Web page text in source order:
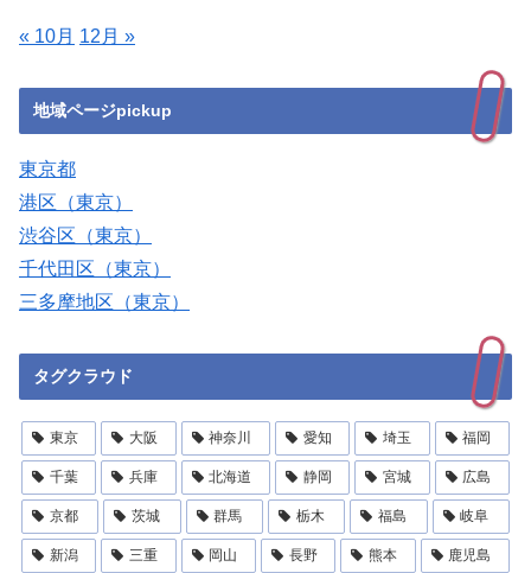
« 10月 12月 »
地域ページpickup
東京都
港区（東京）
渋谷区（東京）
千代田区（東京）
三多摩地区（東京）
タグクラウド
東京 大阪 神奈川 愛知 埼玉 福岡
千葉 兵庫 北海道 静岡 宮城 広島
京都 茨城 群馬 栃木 福島 岐阜
新潟 三重 岡山 長野 熊本 鹿児島